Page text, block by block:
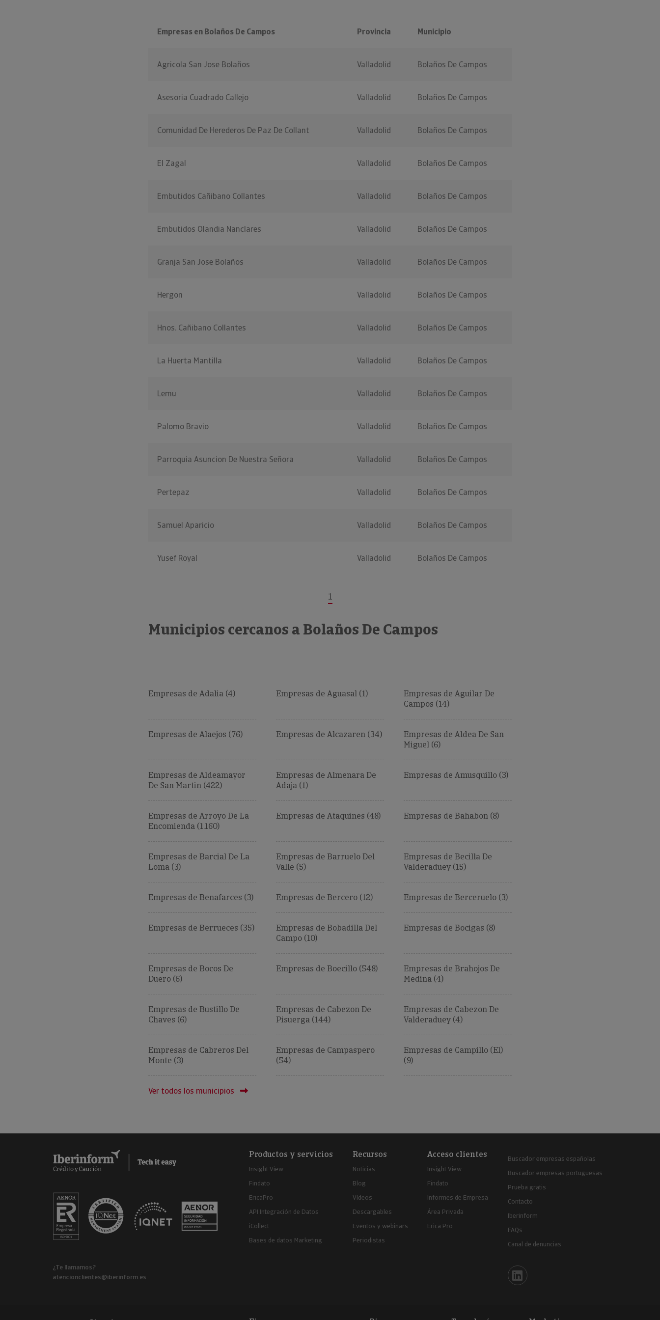
Empresas en Bolaños De Campos Provincia Municipio
Agricola San Jose Bolaños Valladolid Bolaños De Campos
Asesoria Cuadrado Callejo Valladolid Bolaños De Campos
Comunidad De Herederos De Paz De Collant Valladolid Bolaños De Campos
El Zagal Valladolid Bolaños De Campos
Embutidos Cañibano Collantes Valladolid Bolaños De Campos
Embutidos Olandia Nanclares Valladolid Bolaños De Campos
Granja San Jose Bolaños Valladolid Bolaños De Campos
Hergon Valladolid Bolaños De Campos
Hnos. Cañibano Collantes Valladolid Bolaños De Campos
La Huerta Mantilla Valladolid Bolaños De Campos
Lemu Valladolid Bolaños De Campos
Palomo Bravio Valladolid Bolaños De Campos
Parroquia Asuncion De Nuestra Señora Valladolid Bolaños De Campos
Pertepaz Valladolid Bolaños De Campos
Samuel Aparicio Valladolid Bolaños De Campos
Yusef Royal Valladolid Bolaños De Campos
1
Municipios cercanos a Bolaños De Campos
Empresas de Adalia (4) Empresas de Aguasal (1)
Empresas de Aguilar De
Campos (14)
Empresas de Alaejos (76) Empresas de Alcazaren (34)
Empresas de Aldea De San
Miguel (6)
Empresas de Aldeamayor
De San Martin (422)
Empresas de Almenara De
Adaja (1)
Empresas de Amusquillo (3)
Empresas de Arroyo De La
Encomienda (1.160)
Empresas de Ataquines (48) Empresas de Bahabon (8)
Empresas de Barcial De La
Loma (3)
Empresas de Barruelo Del
Valle (5)
Empresas de Becilla De
Valderaduey (15)
Empresas de Benafarces (3) Empresas de Bercero (12) Empresas de Berceruelo (3)
Empresas de Berrueces (35)
Empresas de Bobadilla Del
Campo (10)
Empresas de Bocigas (8)
Empresas de Bocos De
Duero (6)
Empresas de Boecillo (548)
Empresas de Brahojos De
Medina (4)
Empresas de Bustillo De
Chaves (6)
Empresas de Cabezon De
Pisuerga (144)
Empresas de Cabezon De
Valderaduey (4)
Empresas de Cabreros Del
Monte (3)
Empresas de Campaspero
(54)
Empresas de Campillo (El)
(9)
Ver todos los municipios
¿Te llamamos?
atencionclientes@iberinform.es
Productos y servicios
Insight View
Findato
EricaPro
API Integración de Datos
iCollect
Bases de datos Marketing
Recursos
Noticias
Blog
Vídeos
Descargables
Eventos y webinars
Periodistas
Acceso clientes
Insight View
Findato
Informes de Empresa
Área Privada
Erica Pro
Buscador empresas españolas
Buscador empresas portuguesas
Prueba gratis
Contacto
Iberinform
FAQs
Canal de denuncias
Iberinform en Linkedin